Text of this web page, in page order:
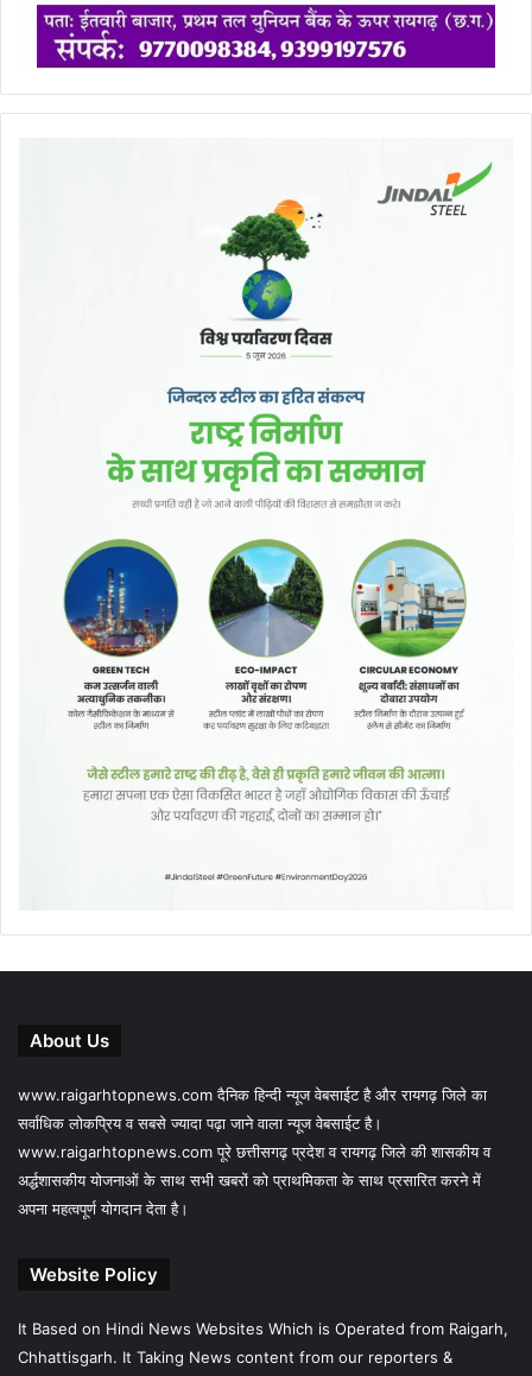
About Us
www.raigarhtopnews.com दैनिक हिन्दी न्यूज वेबसाईट है और रायगढ़ जिले का
सर्वाधिक लोकप्रिय व सबसे ज्यादा पढ़ा जाने वाला न्यूज वेबसाईट है।
www.raigarhtopnews.com पूरे छत्तीसगढ़ प्रदेश व रायगढ़ जिले की शासकीय व
अर्द्धशासकीय योजनाओं के साथ सभी खबरों को प्राथमिकता के साथ प्रसारित करने में
अपना महत्वपूर्ण योगदान देता है।
Website Policy
It Based on Hindi News Websites Which is Operated from Raigarh,
Chhattisgarh. It Taking News content from our reporters &